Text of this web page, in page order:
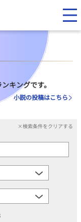
キングです。
小説の投稿はこちら
×検索条件をクリアする